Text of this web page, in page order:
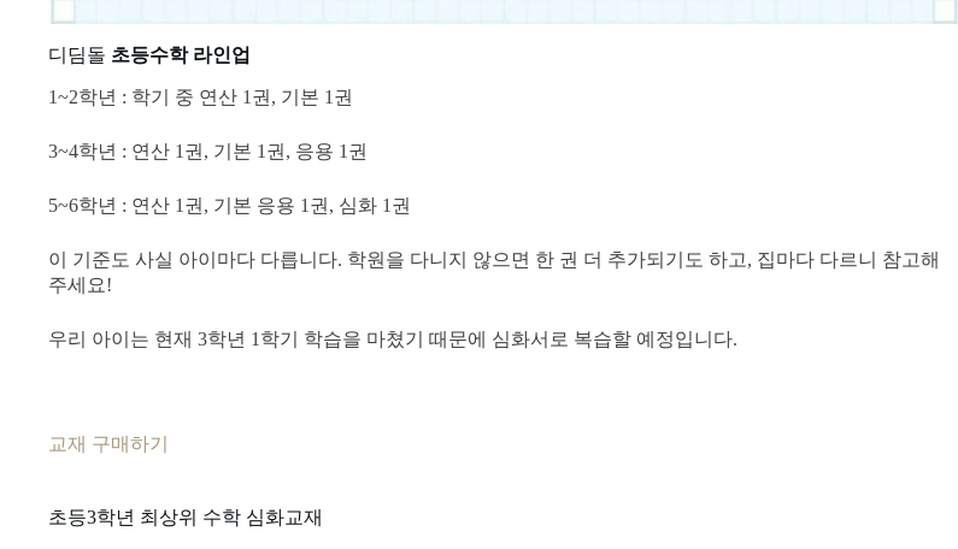
디딤돌 초등수학 라인업
1~2학년 : 학기 중 연산 1권, 기본 1권
3~4학년 : 연산 1권, 기본 1권, 응용 1권
5~6학년 : 연산 1권, 기본 응용 1권, 심화 1권
이 기준도 사실 아이마다 다릅니다. 학원을 다니지 않으면 한 권 더 추가되기도 하고, 집마다 다르니 참고해
주세요!
우리 아이는 현재 3학년 1학기 학습을 마쳤기 때문에 심화서로 복습할 예정입니다.
교재 구매하기
초등3학년 최상위 수학 심화교재